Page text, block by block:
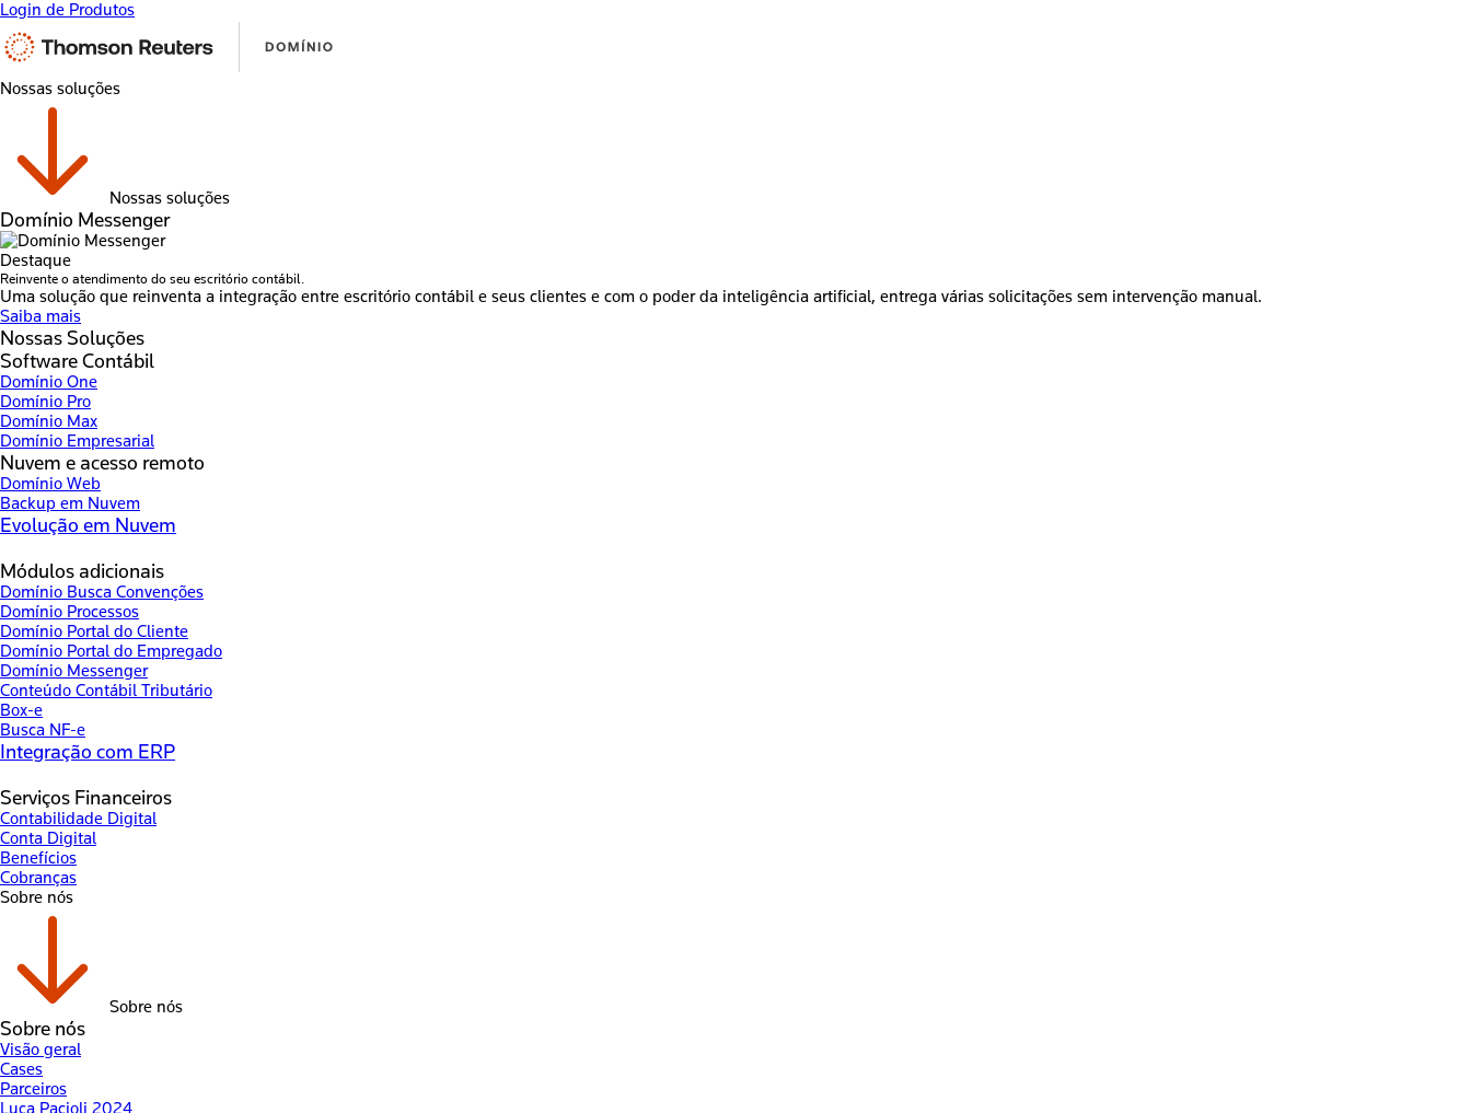
Login de Produtos
Nossas soluções
Nossas soluções
Domínio Messenger
Destaque
Reinvente o atendimento do seu escritório contábil.
Uma solução que reinventa a integração entre escritório contábil e seus clientes e com o poder da inteligência artificial, entrega várias solicitações sem intervenção manual.
Saiba mais
Nossas Soluções
Software Contábil
Domínio One
Domínio Pro
Domínio Max
Domínio Empresarial
Nuvem e acesso remoto
Domínio Web
Backup em Nuvem
Evolução em Nuvem
Módulos adicionais
Domínio Busca Convenções
Domínio Processos
Domínio Portal do Cliente
Domínio Portal do Empregado
Domínio Messenger
Conteúdo Contábil Tributário
Box-e
Busca NF-e
Integração com ERP
Serviços Financeiros
Contabilidade Digital
Conta Digital
Benefícios
Cobranças
Sobre nós
Sobre nós
Sobre nós
Visão geral
Cases
Parceiros
Luca Pacioli 2024